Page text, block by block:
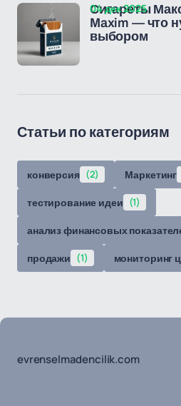
Сигареты
Maxim — что
выбором
04 дек 2025
Статьи по категориям
конверсия (2) Маркетинг
тестирование идеи (1)
анализ финансовых
продажи (1) мониторинг
evrenselmadencilik.com